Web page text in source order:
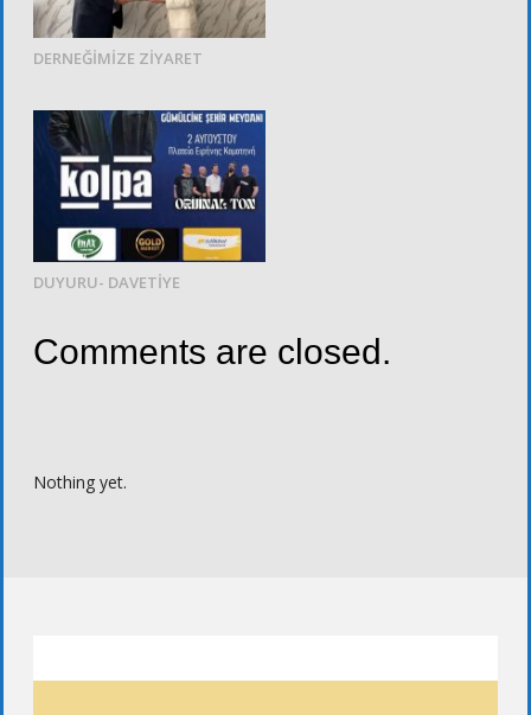
DERNEĞİMİZE ZİYARET
DUYURU- DAVETİYE
Comments are closed.
Nothing yet.